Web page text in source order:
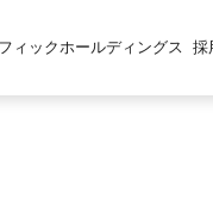
ィックホールディングス 採